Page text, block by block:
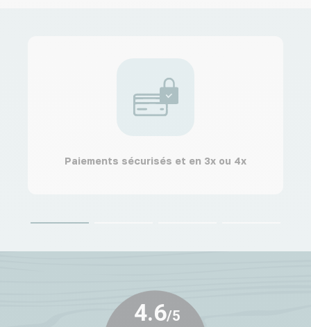
Paiements sécurisés et en 3x ou 4x